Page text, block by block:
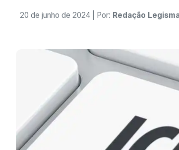
20 de junho de 2024 | Por: Redação